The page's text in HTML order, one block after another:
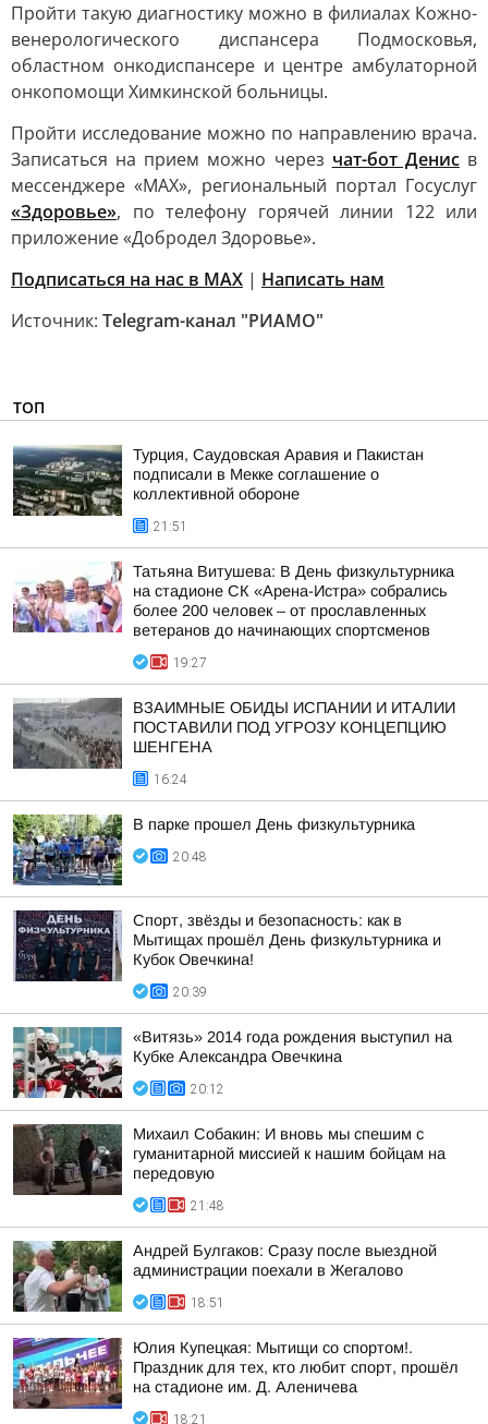
Пройти такую диагностику можно в филиалах Кожно-
венерологического диспансера Подмосковья,
областном онкодиспансере и центре амбулаторной
онкопомощи Химкинской больницы.
Пройти исследование можно по направлению врача.
Записаться на прием можно через чат-бот Денисв
мессенджере «МАХ», региональный портал Госуслуг
«Здоровье», по телефону горячей линии 122 или
приложение «Добродел Здоровье».
Подписаться на нас в MAX | Написать нам
Источник: Telegram-канал "РИАМО"
ТОП
Турция, Саудовская Аравия и Пакистан
подписали в Мекке соглашение о
коллективной обороне
21:51
Татьяна Витушева: В День физкультурника
на стадионе СК «Арена-Истра» собрались
более 200 человек – от прославленных
ветеранов до начинающих спортсменов
19:27
ВЗАИМНЫЕ ОБИДЫ ИСПАНИИ И ИТАЛИИ
ПОСТАВИЛИ ПОД УГРОЗУ КОНЦЕПЦИЮ
ШЕНГЕНА
16:24
В парке прошел День физкультурника
20:48
Спорт, звёзды и безопасность: как в
Мытищах прошёл День физкультурника и
Кубок Овечкина!
20:39
«Витязь» 2014 года рождения выступил на
Кубке Александра Овечкина
20:12
Михаил Собакин: И вновь мы спешим с
гуманитарной миссией к нашим бойцам на
передовую
21:48
Андрей Булгаков: Сразу после выездной
администрации поехали в Жегалово
18:51
Юлия Купецкая: Мытищи со спортом!.
Праздник для тех, кто любит спорт, прошёл
на стадионе им. Д. Аленичева
18:21